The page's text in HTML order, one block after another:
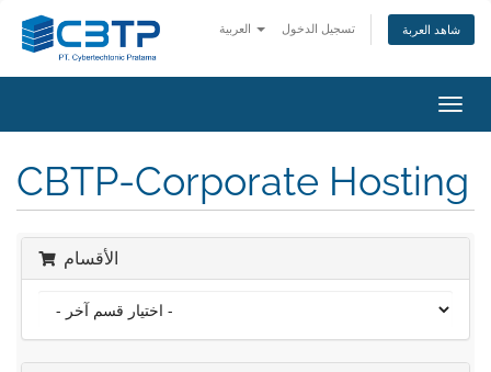
تسجيل الدخول شاهد العربة
تبديل
التنقل
CBTP-Corporate Hosting
الأقسام